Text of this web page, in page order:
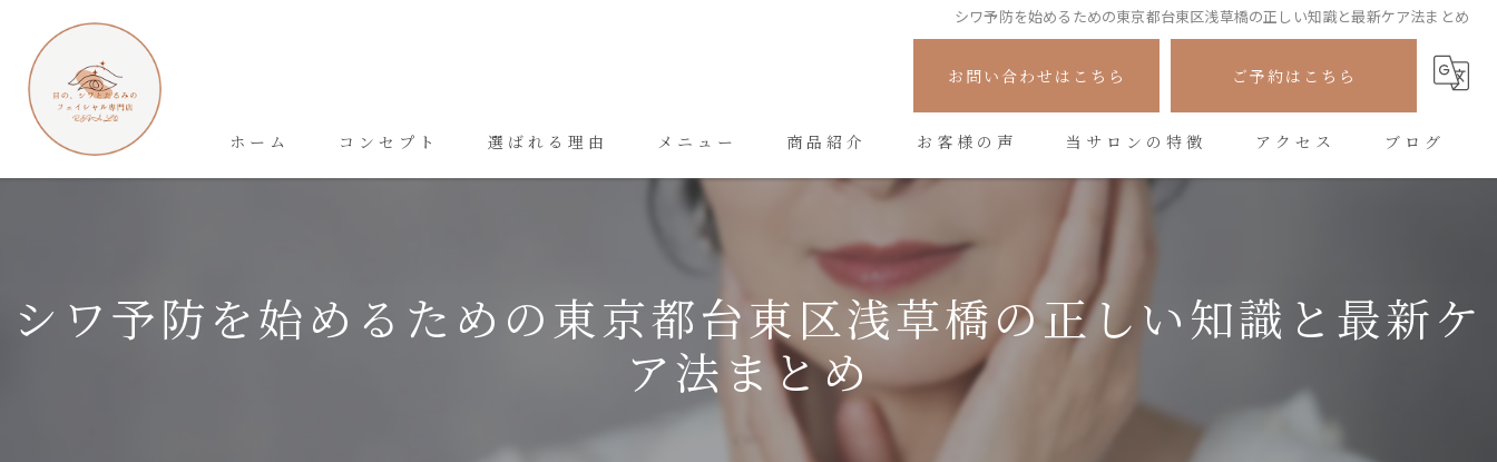
シワ予防を始めるための東京都台東区浅草橋の正しい知識と最新ケア法まとめ
お問い合わせはこちら ご予約はこちら
ホーム コンセプト 選ばれる理由 メニュー 商品紹介 お客様の声 当サロンの特徴
フェイシャル
たるみ
アクセス ブログ
シワ予防を始めるための東京都台東区浅草橋の正しい知識と最新ケ
ア法まとめ